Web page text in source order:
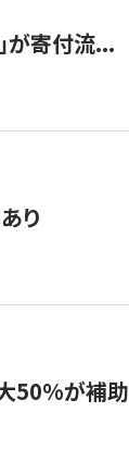
が寄付流...
り
50%が補助